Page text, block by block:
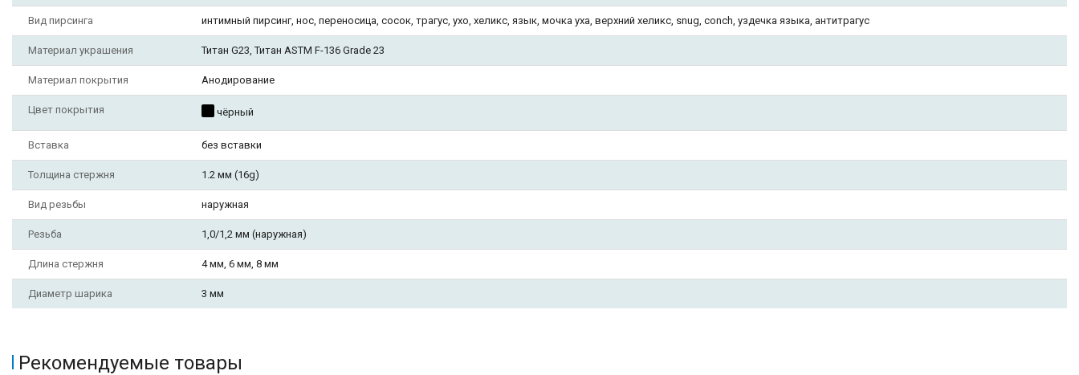
Вид пирсинга интимный пирсинг, нос, переносица, сосок, трагус, ухо, хеликс, язык, мочка уха, верхний хеликс, snug, conch, уздечка языка, антитрагус
Материал украшения Титан G23, Титан ASTM F-136 Grade 23
Материал покрытия Анодирование
Цвет покрытия чёрный
Вставка без вставки
Толщина стержня 1.2 мм (16g)
Вид резьбы наружная
Резьба 1,0/1,2 мм (наружная)
Длина стержня 4 мм, 6 мм, 8 мм
Диаметр шарика 3 мм
Рекомендуемые товары